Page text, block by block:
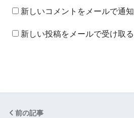
新しいコメントをメールで通知
新しい投稿をメールで受け取る
前の記事